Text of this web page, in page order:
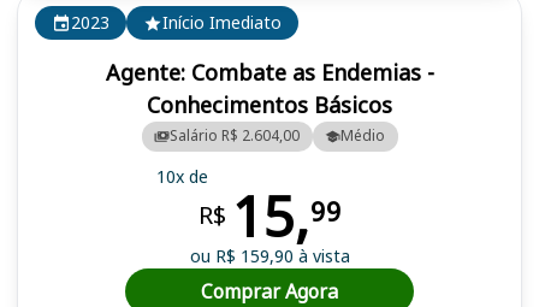
2023 Início Imediato
Agente: Combate as Endemias -
Conhecimentos Básicos
Salário R$ 2.604,00 Médio
10x de
R$ 15,99
ou R$ 159,90 à vista
Comprar Agora